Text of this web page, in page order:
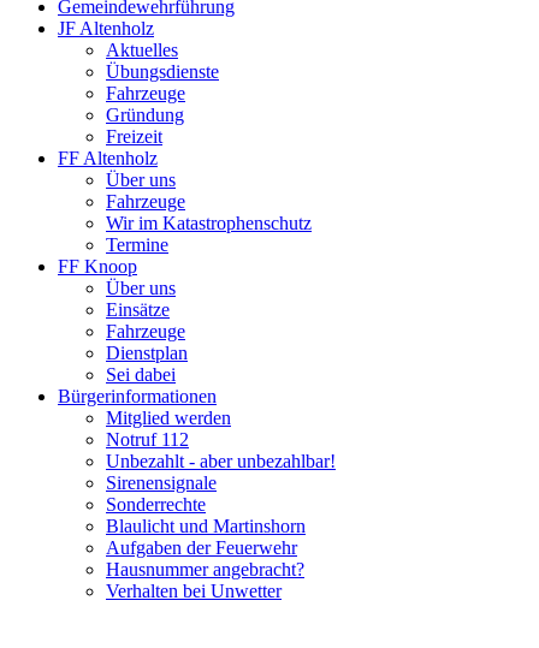
Gemeindewehrführung
JF Altenholz
Aktuelles
Übungsdienste
Fahrzeuge
Gründung
Freizeit
FF Altenholz
Über uns
Fahrzeuge
Wir im Katastrophenschutz
Termine
FF Knoop
Über uns
Einsätze
Fahrzeuge
Dienstplan
Sei dabei
Bürgerinformationen
Mitglied werden
Notruf 112
Unbezahlt - aber unbezahlbar!
Sirenensignale
Sonderrechte
Blaulicht und Martinshorn
Aufgaben der Feuerwehr
Hausnummer angebracht?
Verhalten bei Unwetter